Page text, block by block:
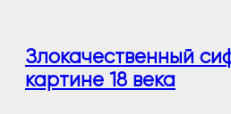
Злокачественный
картине 18 века